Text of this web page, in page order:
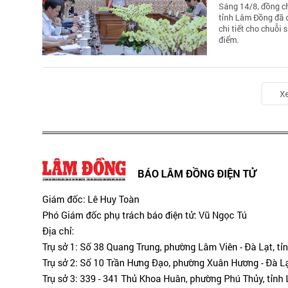
Sáng 14/8, đồng
tỉnh Lâm Đồng đã
chi tiết cho chuỗi
điểm.
BÁO LÂM ĐỒNG ĐIỆN TỬ
Giám đốc: Lê Huy Toàn
Phó Giám đốc phụ trách báo điện tử: Vũ Ngọc Tú
Địa chỉ:
Trụ sở 1: Số 38 Quang Trung, phường Lâm Viên - Đà Lạt,
Trụ sở 2: Số 10 Trần Hưng Đạo, phường Xuân Hương - Đà
Trụ sở 3: 339 - 341 Thủ Khoa Huân, phường Phú Thủy, tỉnh